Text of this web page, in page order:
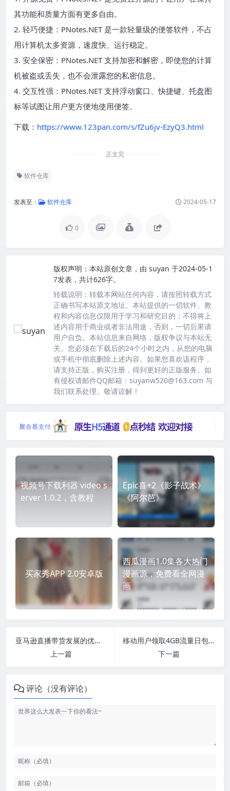
其功能和质量方面有更多自由。
2. 轻巧便捷：PNotes.NET 是一款轻量级的便签软件，不占
用计算机太多资源，速度快、运行稳定。
3. 安全保密：PNotes.NET 支持加密和解密，即使您的计算
机被盗或丢失，也不会泄露您的私密信息。
4. 交互性强：PNotes.NET 支持浮动窗口、快捷键、托盘图
标等试图让用户更方便地使用便签。
下载： https://www.123pan.com/s/fZu6jv-EzyQ3.html
正文完
软件仓库
发表至： 软件仓库 2024-05-17
0
版权声明： 本站原创文章，由 suyan 于2024-05-1
7发表，共计626字。
转载说明： 转载本网站任何内容，请按照转载方式
正确书写本站原文地址。本站提供的一切软件、教
程和内容信息仅限用于学习和研究目的；不得将上
述内容用于商业或者非法用途，否则，一切后果请
用户自负。本站信息来自网络，版权争议与本站无
关。您必须在下载后的24个小时之内，从您的电脑
或手机中彻底删除上述内容。如果您喜欢该程序，
请支持正版，购买注册，得到更好的正版服务。如
有侵权请邮件QQ邮箱：suyanw520@163.com 与
我们联系处理。敬请谅解！
视频号下载利器 video s
erver 1.0.2，含教程
Epic喜+2《影子战术》
《阿尔芭》
买家秀APP 2.0安卓版
西瓜漫画1.0集各大热门
漫画源，免费看全网漫
画
亚马逊直播带货发展的优势？
上一篇
移动用户领取4GB流量日包券
下一篇
评论（没有评论）